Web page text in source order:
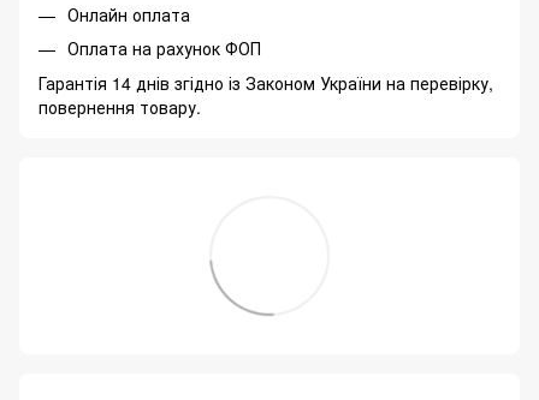
Онлайн оплата
Оплата на рахунок ФОП
Гарантія 14 днів згідно із Законом України на перевірку,
повернення товару.